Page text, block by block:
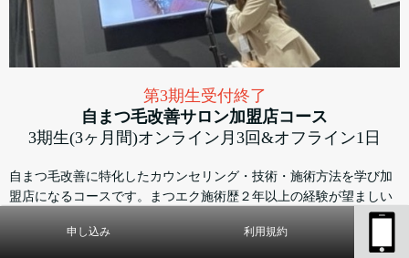
申し込み 利用規約
第3期生受付終了
自まつ毛改善サロン加盟店コース
3期生(3ヶ月間)オンライン月3回&オフライン1日
自まつ毛改善に特化したカウンセリング・技術・施術方法を学び加
盟店になるコースです。まつエク施術歴２年以上の経験が望ましい